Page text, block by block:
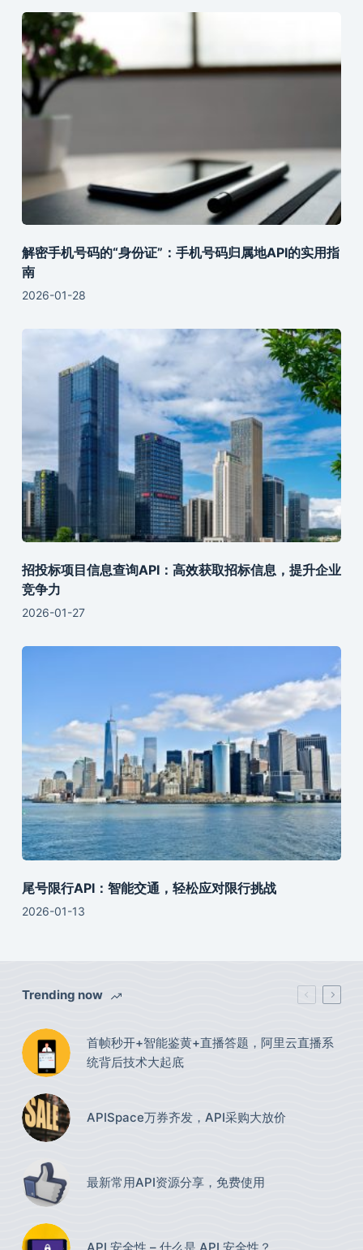
解密手机号码的“身份证”：手机号码归属地API的实用指
南
2026-01-28
招投标项目信息查询API：高效获取招标信息，提升企业
竞争力
2026-01-27
尾号限行API：智能交通，轻松应对限行挑战
2026-01-13
Trending now
首帧秒开+智能鉴黄+直播答题，阿里云直播系
统背后技术大起底
APISpace万券齐发，API采购大放价
最新常用API资源分享，免费使用​